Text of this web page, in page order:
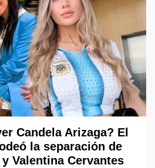
Candela Arizaga? El
la separación de
Valentina Cervantes